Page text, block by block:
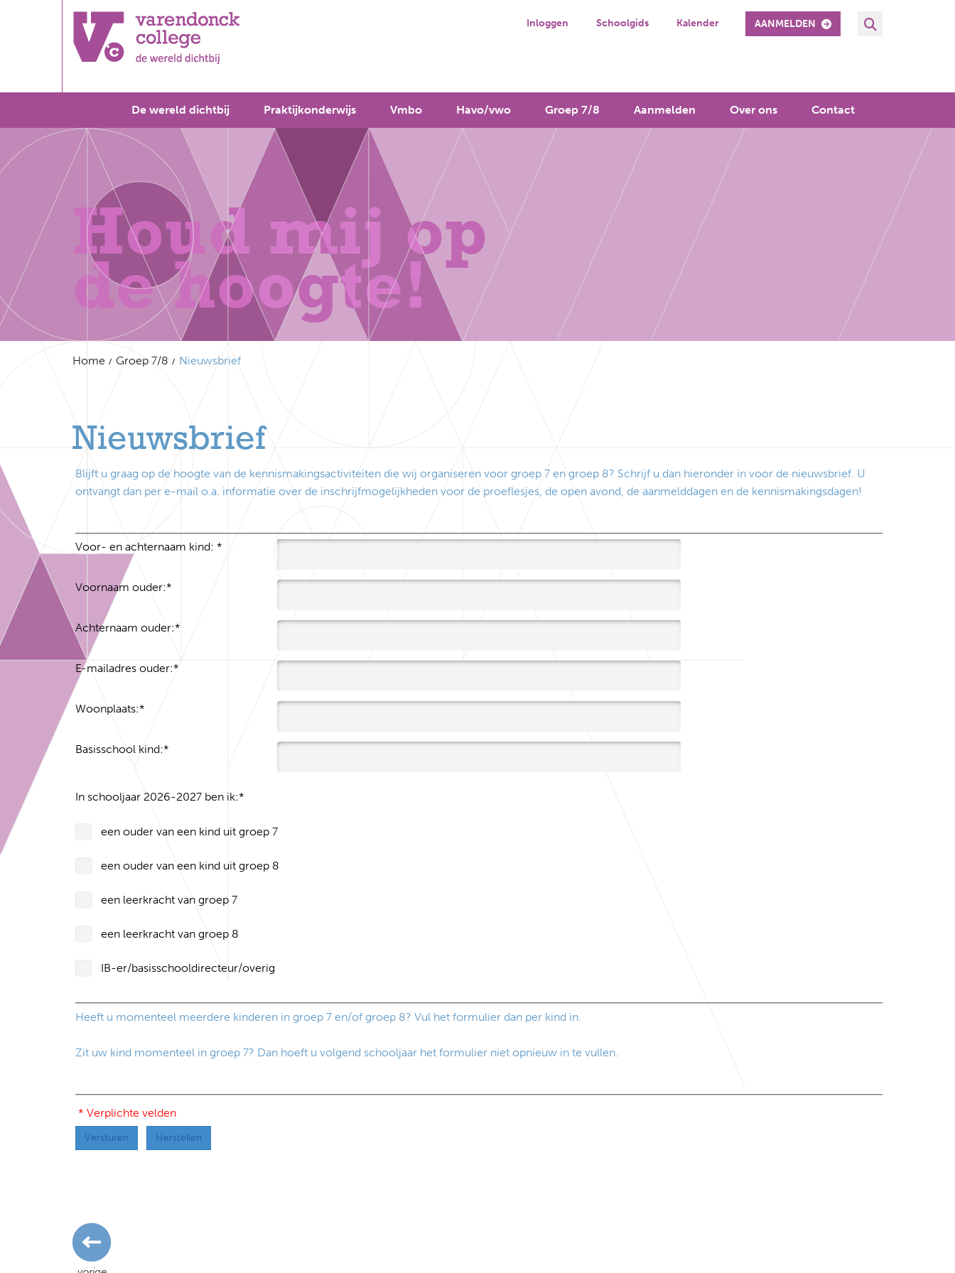
Inloggen Schoolgids Kalender AANMELDEN
De wereld dichtbij Praktijkonderwijs Vmbo Havo/vwo Groep 7/8 Aanmelden Over ons Contact
Houd mij op
de hoogte!
Home Groep 7/8 Nieuwsbrief
Nieuwsbrief
Blijft u graag op de hoogte van de kennismakingsactiviteiten die wij organiseren voor groep 7 en groep 8? Schrijf u dan hieronder in voor de nieuwsbrief. U
ontvangt dan per e-mail o.a. informatie over de inschrijfmogelijkheden voor de proeflesjes, de open avond, de aanmelddagen en de kennismakingsdagen!
Voor- en achternaam kind: *
Voornaam ouder:*
Achternaam ouder:*
E-mailadres ouder:*
Woonplaats:*
Basisschool kind:*
In schooljaar 2026-2027 ben ik:*
een ouder van een kind uit groep 7
een ouder van een kind uit groep 8
een leerkracht van groep 7
een leerkracht van groep 8
IB-er/basisschooldirecteur/overig
Heeft u momenteel meerdere kinderen in groep 7 en/of groep 8? Vul het formulier dan per kind in.
Zit uw kind momenteel in groep 7? Dan hoeft u volgend schooljaar het formulier niet opnieuw in te vullen.
* Verplichte velden
Versturen Herstellen